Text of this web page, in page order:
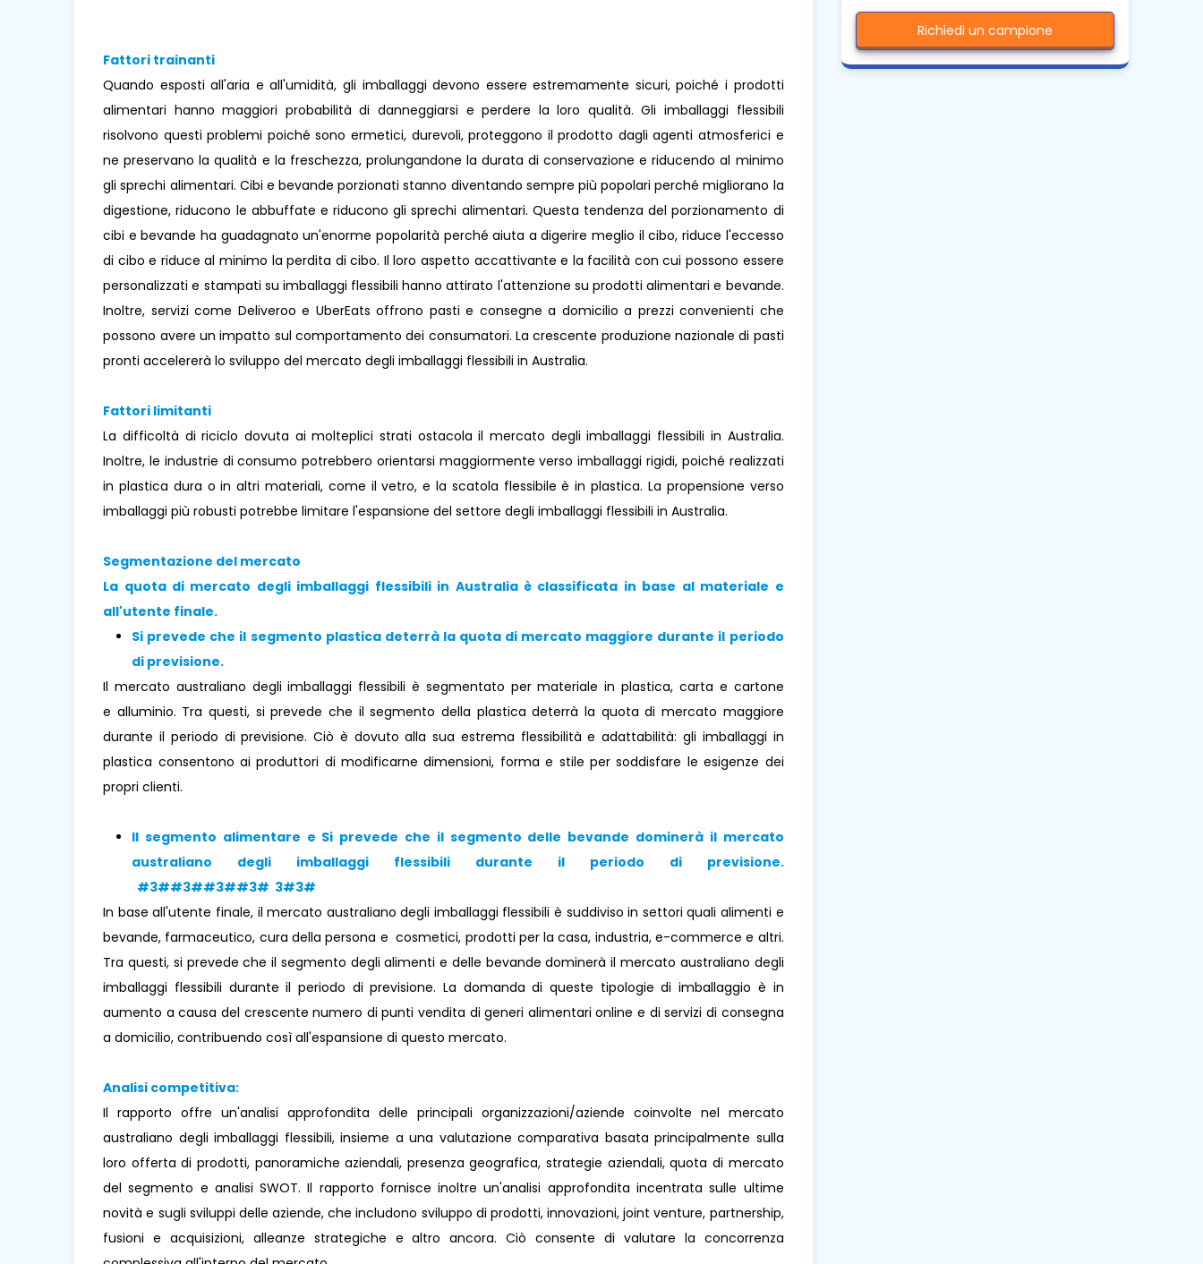
Fattori trainanti
Quando esposti all'aria e all'umidità, gli imballaggi devono essere estremamente sicuri, poiché i prodotti
alimentari hanno maggiori probabilità di danneggiarsi e perdere la loro qualità. Gli imballaggi flessibili
risolvono questi problemi poiché sono ermetici, durevoli, proteggono il prodotto dagli agenti atmosferici e
ne preservano la qualità e la freschezza, prolungandone la durata di conservazione e riducendo al minimo
gli sprechi alimentari. Cibi e bevande porzionati stanno diventando sempre più popolari perché migliorano la
digestione, riducono le abbuffate e riducono gli sprechi alimentari. Questa tendenza del porzionamento di
cibi e bevande ha guadagnato un'enorme popolarità perché aiuta a digerire meglio il cibo, riduce l'eccesso
di cibo e riduce al minimo la perdita di cibo. Il loro aspetto accattivante e la facilità con cui possono essere
personalizzati e stampati su imballaggi flessibili hanno attirato l'attenzione su prodotti alimentari e bevande.
Inoltre, servizi come Deliveroo e UberEats offrono pasti e consegne a domicilio a prezzi convenienti che
possono avere un impatto sul comportamento dei consumatori. La crescente produzione nazionale di pasti
pronti accelererà lo sviluppo del mercato degli imballaggi flessibili in Australia.
Fattori limitanti
La difficoltà di riciclo dovuta ai molteplici strati ostacola il mercato degli imballaggi flessibili in Australia.
Inoltre, le industrie di consumo potrebbero orientarsi maggiormente verso imballaggi rigidi, poiché realizzati
in plastica dura o in altri materiali, come il vetro, e la scatola flessibile è in plastica. La propensione verso
imballaggi più robusti potrebbe limitare l'espansione del settore degli imballaggi flessibili in Australia.
Segmentazione del mercato
La quota di mercato degli imballaggi flessibili in Australia è classificata in base al materiale e
all'utente finale.
Si prevede che il segmento plasticadeterrà la quota di mercato maggiore durante il periodo
di previsione.
Il mercato australiano degli imballaggi flessibili è segmentato per materiale in plastica, carta e cartone
e alluminio. Tra questi, si prevede che il segmento della plastica deterrà la quota di mercato maggiore
durante il periodo di previsione. Ciò è dovuto alla sua estrema flessibilità e adattabilità: gli imballaggi in
plastica consentono ai produttori di modificarne dimensioni, forma e stile per soddisfare le esigenze dei
propri clienti.
Il segmento alimentare e Si prevede che il segmento delle bevande dominerà il mercato
australiano degli imballaggi flessibili durante il periodo di previsione.
#3##3##3##3# 3#3#
In base all'utente finale, il mercato australiano degli imballaggi flessibili è suddiviso in settori quali alimenti e
bevande, farmaceutico, cura della persona e cosmetici, prodotti per la casa, industria, e-commerce e altri.
Tra questi, si prevede che il segmento degli alimenti e delle bevande dominerà il mercato australiano degli
imballaggi flessibili durante il periodo di previsione. La domanda di queste tipologie di imballaggio è in
aumento a causa del crescente numero di punti vendita di generi alimentari online e di servizi di consegna
a domicilio, contribuendo così all'espansione di questo mercato.
Analisi competitiva:
Il rapporto offre un'analisi approfondita delle principali organizzazioni/aziende coinvolte nel mercato
australiano degli imballaggi flessibili, insieme a una valutazione comparativa basata principalmente sulla
loro offerta di prodotti, panoramiche aziendali, presenza geografica, strategie aziendali, quota di mercato
del segmento e analisi SWOT. Il rapporto fornisce inoltre un'analisi approfondita incentrata sulle ultime
novità e sugli sviluppi delle aziende, che includono sviluppo di prodotti, innovazioni, joint venture, partnership,
fusioni e acquisizioni, alleanze strategiche e altro ancora. Ciò consente di valutare la concorrenza
Richiedi un campione